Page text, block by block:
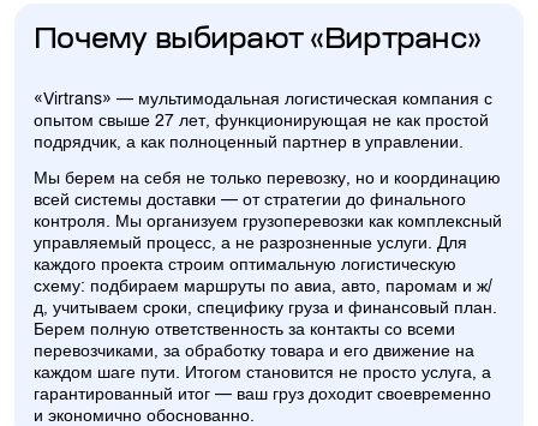
Почему выбирают «Виртранс»
«Virtrans» — мультимодальная логистическая компания с
опытом свыше 27 лет, функционирующая не как простой
подрядчик, а как полноценный партнер в управлении.
Мы берем на себя не только перевозку, но и координацию
всей системы доставки — от стратегии до финального
контроля. Мы организуем грузоперевозки как комплексный
управляемый процесс, а не разрозненные услуги. Для
каждого проекта строим оптимальную логистическую
схему: подбираем маршруты по авиа, авто, паромам и ж/
д, учитываем сроки, специфику груза и финансовый план.
Берем полную ответственность за контакты со всеми
перевозчиками, за обработку товара и его движение на
каждом шаге пути. Итогом становится не просто услуга, а
гарантированный итог — ваш груз доходит своевременно
и экономично обоснованно.